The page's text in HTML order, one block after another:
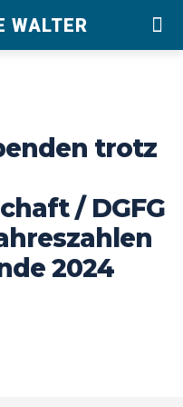
WALTER
trotz
/ DGFG
2024